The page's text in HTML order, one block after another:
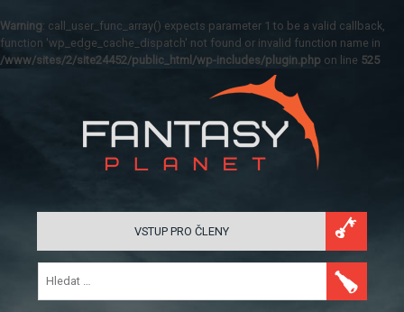
Warning: call_user_func_array() expects parameter 1 to be a valid callback,
function 'wp_edge_cache_dispatch' not found or invalid function name in
/www/sites/2/site24452/public_html/wp-includes/plugin.php on line 525
VSTUP PRO ČLENY